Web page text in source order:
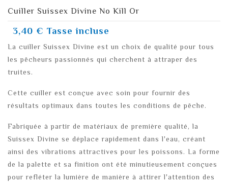
Cuiller Suissex Divine No Kill Or
3,40 € Tasse incluse
La cuiller Suissex Divine est un choix de qualité pour tous
les pêcheurs passionnés qui cherchent à attraper des
truites.
Cette cuiller est conçue avec soin pour fournir des
résultats optimaux dans toutes les conditions de pêche.
Fabriquée à partir de matériaux de première qualité, la
Suissex Divine se déplace rapidement dans l'eau, créant
ainsi des vibrations attractives pour les poissons. La forme
de la palette et sa finition ont été minutieusement conçues
pour refléter la lumière de manière à attirer l'attention des